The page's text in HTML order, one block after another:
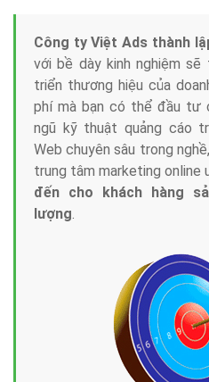
Công ty Việt Ads thành
với bề dày kinh nghiệm
triển thương hiệu của
phí mà bạn có thể đầu tư
ngũ kỹ thuật quảng cáo
Web chuyên sâu trong
trung tâm marketing online
đến cho khách hàng
lượng.